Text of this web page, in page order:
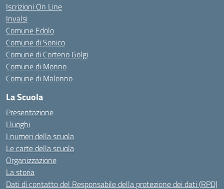
Iscrizioni On Line
Invalsi
Comune Edolo
Comune di Sonico
Comune di Corteno Golgi
Comune di Monno
Comune di Malonno
La Scuola
Presentazione
I luoghi
I numeri della scuola
Le carte della scuola
Organizzazione
La storia
Dati di contatto del Responsabile della protezione dei dati (RPD)